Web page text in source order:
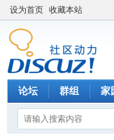
设为首页 收藏本站
论坛 群组 家